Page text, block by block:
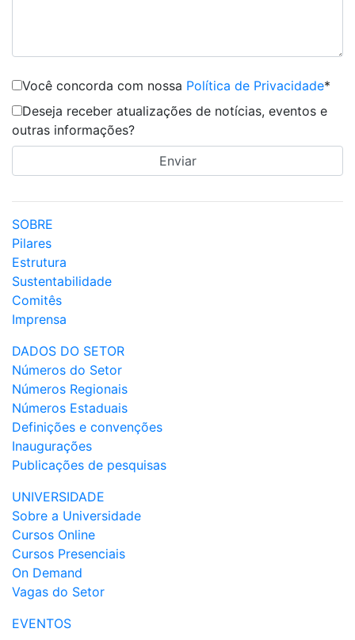
Você concorda com nossa Política de Privacidade*
Deseja receber atualizações de notícias, eventos e
outras informações?
SOBRE
Pilares
Estrutura
Sustentabilidade
Comitês
Imprensa
DADOS DO SETOR
Números do Setor
Números Regionais
Números Estaduais
Definições e convenções
Inaugurações
Publicações de pesquisas
UNIVERSIDADE
Sobre a Universidade
Cursos Online
Cursos Presenciais
On Demand
Vagas do Setor
EVENTOS